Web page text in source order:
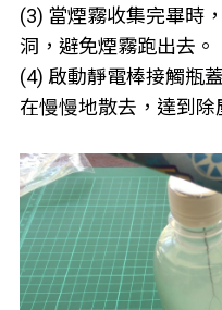
(3) 當煙霧收集完畢時
洞，避免煙霧跑出去。
(4) 啟動靜電棒接觸瓶
在慢慢地散去，達到除